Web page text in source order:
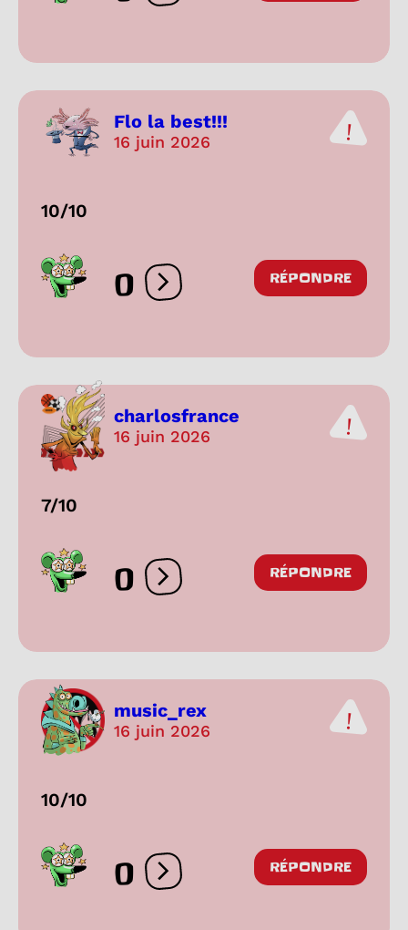
Flo la best!!!
16 juin 2026
10/10
0 Ouvrir les réactions
RÉPONDRE
charlosfrance
16 juin 2026
7/10
0 Ouvrir les réactions
RÉPONDRE
music_rex
16 juin 2026
10/10
0 Ouvrir les réactions
RÉPONDRE